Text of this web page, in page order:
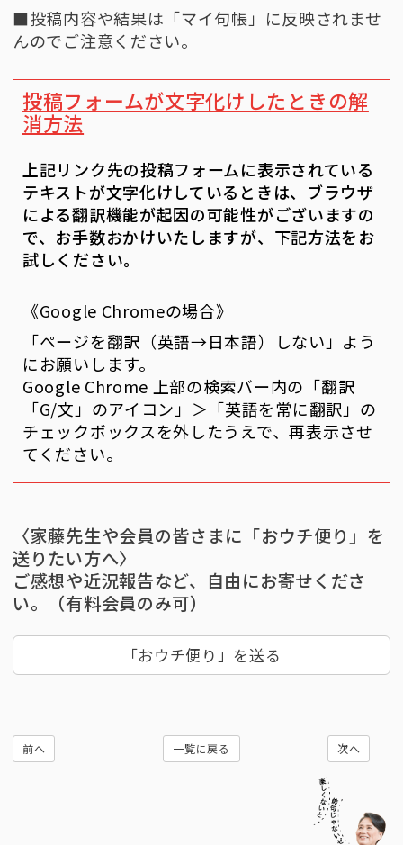
■投稿内容や結果は「マイ句帳」に反映されませ
んのでご注意ください。
投稿フォームが文字化けしたときの解
消方法
上記リンク先の投稿フォームに表示されている
テキストが文字化けしているときは、ブラウザ
による翻訳機能が起因の可能性がございますの
で、お手数おかけいたしますが、下記方法をお
試しください。
《Google Chromeの場合》
「ページを翻訳（英語→日本語）しない」よう
にお願いします。
Google Chrome 上部の検索バー内の「翻訳
「G/文」のアイコン」＞「英語を常に翻訳」の
チェックボックスを外したうえで、再表示させ
てください。
〈家藤先生や会員の皆さまに「おウチ便り」を
送りたい方へ〉
ご感想や近況報告など、自由にお寄せくださ
い。（有料会員のみ可）
「おウチ便り」を送る
前へ 一覧に戻る 次へ